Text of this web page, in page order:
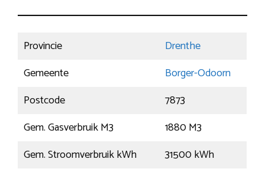
Provincie
Drenthe
Gemeente
Borger-Odoorn
Postcode
7873
Gem. Gasverbruik M3
1880 M3
Gem. Stroomverbruik kWh
31500 kWh